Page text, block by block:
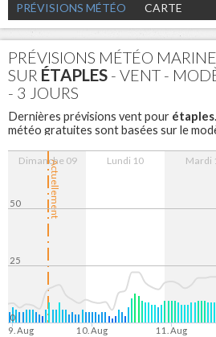
PRÉVISIONS MÉTÉO
CARTE
PRÉVISIONS MÉTÉO
SUR ÉTAPLES - VENT -
- 3 JOURS
Dernières prévisions vent pour étaples
météo gratuites sont basées sur le
avec un pas d'une heure.
Actuellement
Dimanche 09 Lundi 10 Mardi
9. Aug 10. Aug 11. Aug
0
25
50